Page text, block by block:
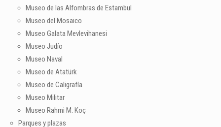
Museo de las Alfombras de Estambul
Museo del Mosaico
Museo Galata Mevlevihanesi
Museo Judío
Museo Naval
Museo de Atatürk
Museo de Caligrafía
Museo Militar
Museo Rahmi M. Koç
Parques y plazas